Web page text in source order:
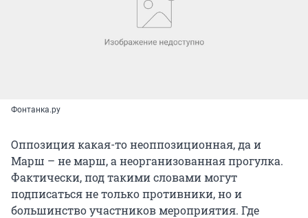
Фонтанка.ру
Оппозиция какая-то неоппозиционная, да и
Марш – не марш, а неорганизованная прогулка.
Фактически, под такими словами могут
подписаться не только противники, но и
большинство участников мероприятия. Где